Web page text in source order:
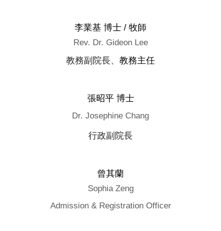
李業基 博士 / 牧師
Rev. Dr. Gideon Lee
教務副院長、 教務主任
張昭平 博士
Dr. Josephine Chang
行政副院長
曾其蘭
Sophia Zeng
Admission & Registration Officer